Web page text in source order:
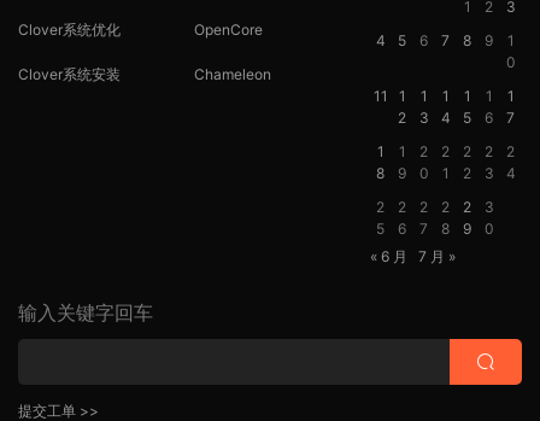
Clover系统优化
Clover系统安装
OpenCore
Chameleon
1
2
3
4
5 6 7 8 9
1
0
11
1
2
1
3
1
4
1
5
1
6
1
7
1
8
1
9
2
0
2
1
2
2
2
3
2
4
2
5
2
6
2
7
2
8
2
9
3
0
« 6 月
7 月 »
输入关键字回车
提交工单 >>